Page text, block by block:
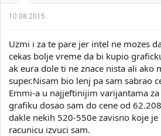
10.08.2015.
Uzmi i za te pare jer intel ne mozes
cekas bolje vreme da bi kupio
ak eura dole ti ne znace nista ali ako
super.Nisam bio lenj pa sam sabrao
Emmi-a u najjeftinijim varijantama
grafiku dosao sam do cene od
dakle nekih 520-550e zavisno koje
racunicu izvuci sam.